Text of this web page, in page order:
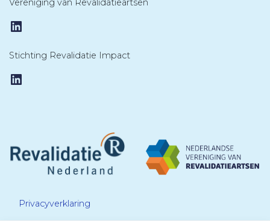
Vereniging van Revalidatieartsen
LinkedIn
Stichting Revalidatie Impact
LinkedIn
Privacyverklaring